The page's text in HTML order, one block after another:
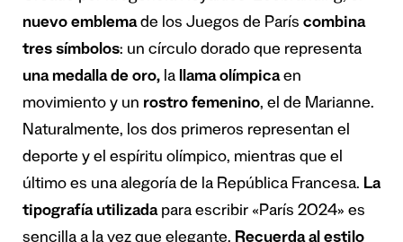
nuevo emblemade los Juegos de París combina
tres símbolos: un círculo dorado que representa
una medalla de oro, la llama olímpicaen
movimiento y un rostro femenino, el de Marianne.
Naturalmente, los dos primeros representan el
deporte y el espíritu olímpico, mientras que el
último es una alegoría de la República Francesa. La
tipografía utilizadapara escribir «París 2024» es